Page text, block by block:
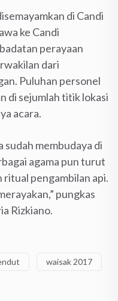
di Candi
ke Candi
perayaan
dari
Puluhan personel
di sejumlah titik lokasi
acara.
sudah membudaya di
agama pun turut
pengambilan api.
pungkas
Rizkiano.
waisak 2017